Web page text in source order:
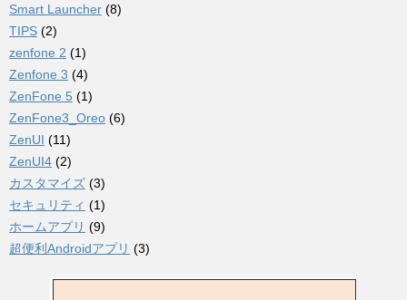
Smart Launcher (8)
TIPS (2)
zenfone 2 (1)
Zenfone 3 (4)
ZenFone 5 (1)
ZenFone3_Oreo (6)
ZenUI (11)
ZenUI4 (2)
カスタマイズ (3)
セキュリティ (1)
ホームアプリ (9)
超便利Androidアプリ (3)